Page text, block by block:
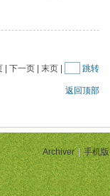
| 下一页 | 末页 | 跳转
返回顶部
Archiver | 手机版